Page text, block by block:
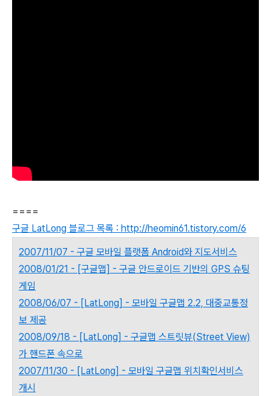
====
구글 LatLong 블로그 목록 : http://heomin61.tistory.com/6
2007/11/07 - 구글 모바일 플랫폼 Android와 지도서비스
2008/01/21 - [구글맵] - 구글 안드로이드 기반의 GPS 슈팅
게임
2008/06/07 - [LatLong] - 모바일 구글맵 2.2, 대중교통정
보 제공
2008/09/18 - [LatLong] - 구글맵 스트릿뷰(Street View)
가 핸드폰 속으로
2007/11/30 - [LatLong] - 모바일 구글맵 위치확인서비스
개시